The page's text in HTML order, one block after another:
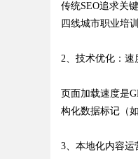
ar
d
传统SEO追求关
四线城市职业培
2、技术优化：
页面加载速度是
构化数据标记（
3、本地化内容